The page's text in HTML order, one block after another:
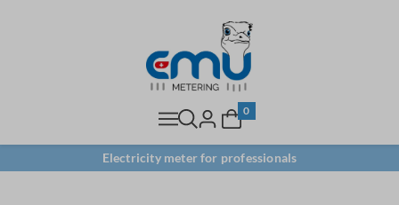
0
Electricity meter for professionals